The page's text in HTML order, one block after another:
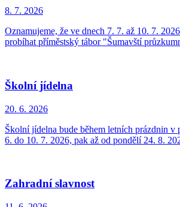
8. 7. 2026
Oznamujeme, že ve dnech 7. 7. až 10. 7.
probíhat příměstský tábor "Šumavští
Školní jídelna
20. 6. 2026
Školní jídelna bude během letních prázdnin v
6. do 10. 7. 2026, pak až od pondělí 24. 8.
Zahradní slavnost